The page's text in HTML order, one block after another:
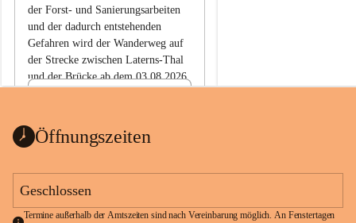
der Forst- und Sanierungsarbeiten
und der dadurch entstehenden
Gefahren wird der Wanderweg auf
der Strecke zwischen Laterns-Thal
und der Brücke ab dem 03.08.2026
ht
1 Seite•0,1 MB
Öffnungszeiten
Geschlossen
Termine außerhalb der Amtszeiten sind nach Vereinbarung möglich. An Fenstertagen